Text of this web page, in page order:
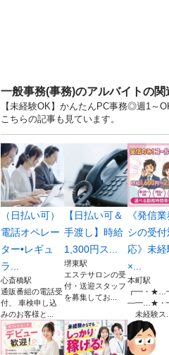
一般事務(事務)のアルバイトの関
【未経験OK】かんたんPC事務◎週1～
こちらの記事も見ています。
（日払い可）
電話オペレー
ター•レギュ
ラ...
心斎橋駅
通販番組の電話受
付、 車検申し込
みのお客様と...
【日払い可＆
手渡し】時給
1,300円ス...
堺東駅
エステサロンの受
付・送迎スタッフ
を募集してお...
《発信
シの受付
応》未
×...
本町駅
┏━・
―━…★・
未経験ス...